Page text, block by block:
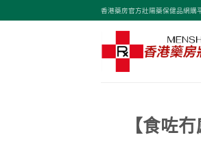
to
香港藥房官方壯陽藥保健品網購
【食咗